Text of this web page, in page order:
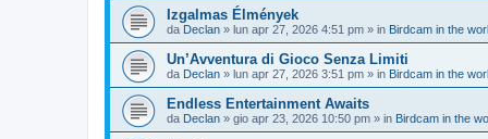
Izgalmas Élmények
da Declan » lun apr 27, 2026 4:51 pm » in Birdcam in the
Un’Avventura di Gioco Senza Limiti
da Declan » lun apr 27, 2026 3:51 pm » in Birdcam in the
Endless Entertainment Awaits
da Declan » gio apr 23, 2026 10:50 pm » in Birdcam in the